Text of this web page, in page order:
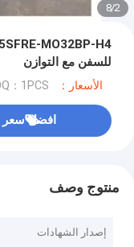
2
/
8
للسفن مع التوازن
الأسعار：Discuss personally ：1PCS
افضل سعر
منتوج وصف
إصدار الشهادات